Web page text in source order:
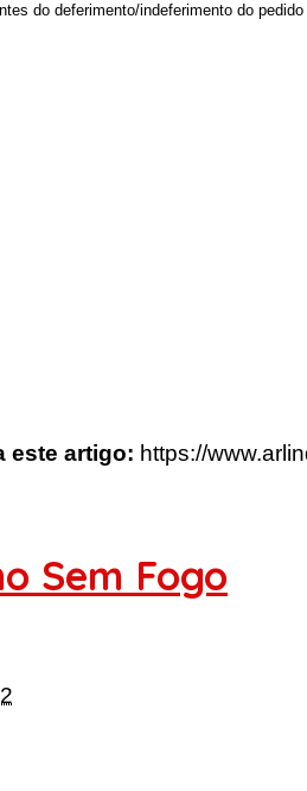
do deferimento/indeferimento do
este artigo: https://
Sem Fogo